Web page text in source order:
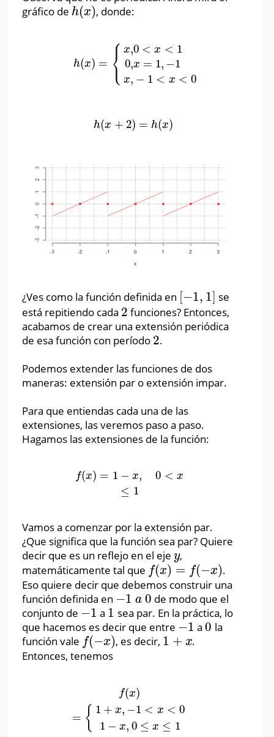
gráfico de h(x)
h(x) , donde:
h(x) = ⎧
⎩
⎨ x,
0,
x,
0 < x < 1
x = 1, −1
− 1 < x < 0
h(x)={ x,0 <x <10, x=1,− 1x,−
h(x + 2) = h(x)
h x+ 2)= h(x )
¿Ves como la función definida en −1, 1
−1,1 ]
se
está repitiendo cada 2
2 funciones? Entonces,
acabamos de crear una extensión periódica
de esa función con período 2
2.
Podemos extender las funciones de dos
maneras: extensión par o extensión impar.
Para que entiendas cada una de las
extensiones, las veremos paso a paso.
Hagamos las extensiones de la función:
f(x) = 1 − x, 0 < x
≤ 1
f(x =1−x,0< ≤1
Vamos a comenzar por la extensión par.
¿Que significa que la función sea par? Quiere
decir que es un reflejo en el eje y
y,
matemáticamente tal que f(x) = f(−x)
f(x)=f −x
.
Eso quiere decir que debemos construir una
función definida en −1 a 0
−1a0
de modo que el
conjunto de −1
−1 a 1
1 sea par. En la práctica, lo
que hacemos es decir que entre −1
−1 a0
0 la
función vale f(−x)
f(−x) , es decir, 1 + x
1 +x
.
Entonces, tenemos
f(x)
= { 1 + x, −1 < x < 0
1 − x, 0 ≤ x ≤ 1
1<x<0